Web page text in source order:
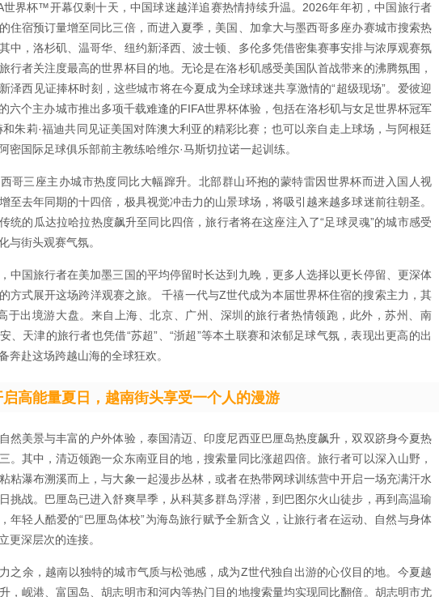
世界杯™开幕仅剩十天，中国球迷越洋追赛热情持续升温。2026年年初，中国旅行者
住宿预订量增至同比三倍，而进入夏季，美国、加拿大与墨西哥多座办赛城市搜索热
中，洛杉矶、温哥华、纽约新泽西、波士顿、多伦多凭借密集赛事安排与浓厚观赛氛
行者关注度最高的世界杯目的地。无论是在洛杉矶感受美国队首战带来的沸腾氛围，
泽西见证捧杯时刻，这些城市将在今夏成为全球球迷共享激情的“超级现场”。爱彼迎
六个主办城市推出多项千载难逢的FIFA世界杯体验，包括在洛杉矶与女足世界杯冠军
和朱莉·福迪共同见证美国对阵澳大利亚的精彩比赛；也可以亲自走上球场，与阿根廷
密国际足球俱乐部前主教练哈维尔·马斯切拉诺一起训练。
哥三座主办城市热度同比大幅蹿升。北部群山环抱的蒙特雷因世界杯而进入国人视
至去年同期的十四倍，极具视觉冲击力的山景球场，将吸引越来越多球迷前往朝圣。
统的瓜达拉哈拉热度飙升至同比四倍，旅行者将在这座注入了“足球灵魂”的城市感受
与街头观赛气氛。
中国旅行者在美加墨三国的平均停留时长达到九晚，更多人选择以更长停留、更深体
方式展开这场跨洋观赛之旅。 千禧一代与Z世代成为本届世界杯住宿的搜索主力，其
于出境游大盘。来自上海、北京、广州、深圳的旅行者热情领跑，此外，苏州、南
、天津的旅行者也凭借“苏超”、“浙超”等本土联赛和浓郁足球气氛，表现出更高的出
奔赴这场跨越山海的全球狂欢。
高能量夏日，越南街头享受一个人的漫游
然美景与丰富的户外体验，泰国清迈、印度尼西亚巴厘岛热度飙升，双双跻身今夏热
。其中，清迈领跑一众东南亚目的地，搜索量同比涨超四倍。旅行者可以深入山野，
粘瀑布溯溪而上，与大象一起漫步丛林，或者在热带网球训练营中开启一场充满汗水
挑战。巴厘岛已进入舒爽旱季，从科莫多群岛浮潜，到巴图尔火山徒步，再到高温瑜
年轻人酷爱的“巴厘岛体校”为海岛旅行赋予全新含义，让旅行者在运动、自然与身体
更深层次的连接。
之余，越南以独特的城市气质与松弛感，成为Z世代独自出游的心仪目的地。今夏越
，岘港、富国岛、胡志明市和河内等热门目的地搜索量均实现同比翻倍。胡志明市尤